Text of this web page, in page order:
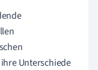
Unterschiede